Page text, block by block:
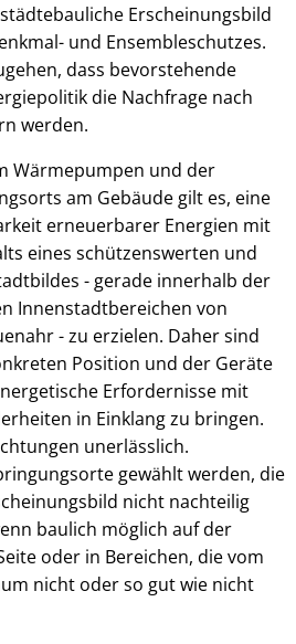
Erscheinungsbild
und Ensembleschutzes.
dass bevorstehende
die Nachfrage nach
werden.
Wärmepumpen und der
am Gebäude gilt es, eine
erneuerbarer Energien mit
eines schützenswerten und
- gerade innerhalb der
Innenstadtbereichen von
- zu erzielen. Daher sind
Position und der Geräte
Erfordernisse mit
in Einklang zu bringen.
unerlässlich.
gewählt werden, die
nicht nachteilig
baulich möglich auf der
oder in Bereichen, die vom
nicht oder so gut wie nicht